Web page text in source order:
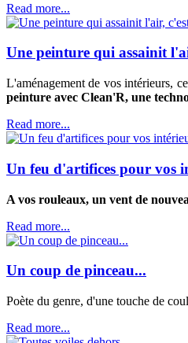
Read more...
Une peinture qui assainit
L'aménagement de vos intérieurs,
peinture avec Clean'R, une
Read more...
Un feu d'artifices pour vos
A vos rouleaux, un vent de
Read more...
Un coup de pinceau...
Poète du genre, d'une touche de
Read more...